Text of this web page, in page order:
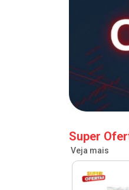
Super
Veja mais